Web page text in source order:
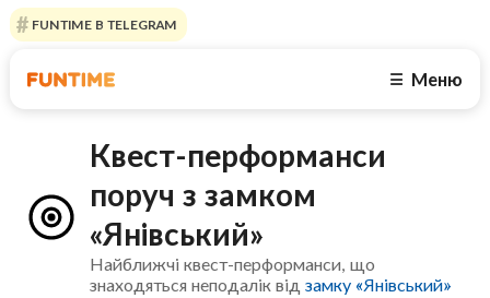
FUNTIME В TELEGRAM
☰ Меню
Квест-перформанси
поруч з замком
«Янівський»
Найближчі квест-перформанси, що
знаходяться неподалік відзамку «Янівський»